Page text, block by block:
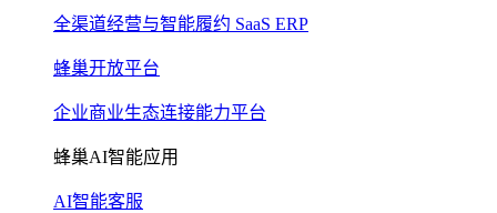
全渠道经营与智能履约 SaaS ERP
蜂巢开放平台
企业商业生态连接能力平台
蜂巢AI智能应用
AI智能客服